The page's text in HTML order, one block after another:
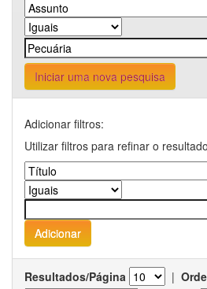
Iniciar uma nova pesquisa
Adicionar filtros:
Utilizar filtros para refinar o
Resultados/Página |